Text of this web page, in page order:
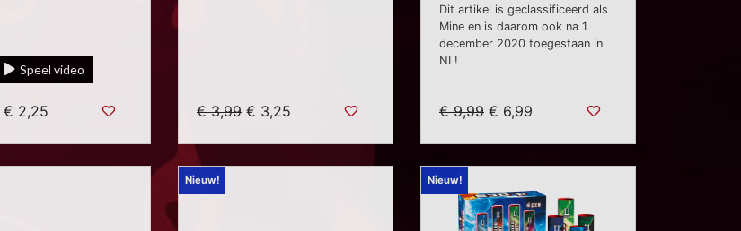
Speel video
€ 2,25 € 3,99 € 3,25
Dit artikel is geclassificeerd als
Mine en is daarom ook na 1
december 2020 toegestaan in
NL!
€ 9,99 € 6,99
Nieuw! Nieuw!